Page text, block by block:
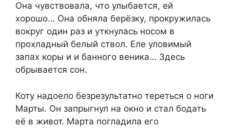
Она чувствовала, что улыбается, ей
хорошо… Она обняла берёзку, прокружилась
вокруг один раз и уткнулась носом в
прохладный белый ствол. Еле уловимый
запах коры и и банного веника… Здесь
обрывается сон.
Коту надоело безрезультатно тереться о ноги
Марты. Он запрыгнул на окно и стал бодать
её в живот. Марта погладила его